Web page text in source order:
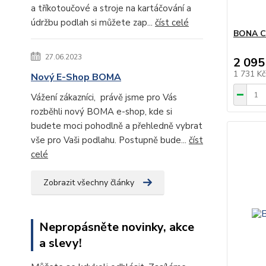
a tříkotoučové a stroje na kartáčování a
údržbu podlah si můžete zap... číst celé
27.06.2023
Nový E-Shop BOMA
Vážení zákazníci, právě jsme pro Vás
rozběhli nový BOMA e-shop, kde si
budete moci pohodlně a přehledně vybrat
vše pro Vaši podlahu. Postupně bude... číst
celé
Zobrazit všechny články
Nepropásněte novinky, akce
a slevy!
BONA
2
1 731